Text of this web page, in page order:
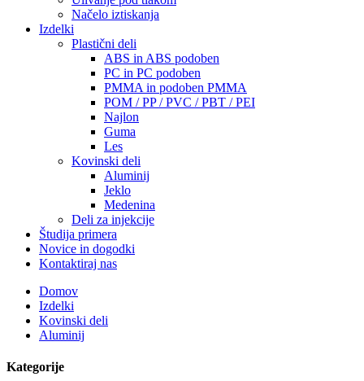
Načelo iztiskanja
Izdelki
Plastični deli
ABS in ABS podoben
PC in PC podoben
PMMA in podoben PMMA
POM / PP / PVC / PBT / PEI
Najlon
Guma
Les
Kovinski deli
Aluminij
Jeklo
Medenina
Deli za injekcije
Študija primera
Novice in dogodki
Kontaktiraj nas
Domov
Izdelki
Kovinski deli
Aluminij
Kategorije